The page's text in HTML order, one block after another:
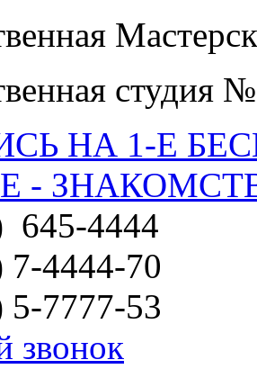
студия
НА 1-Е
-
645-4444
7-4444-70
5-7777-53
звонок